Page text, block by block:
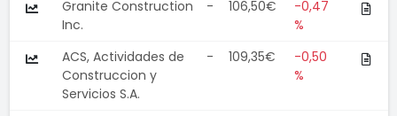
Granite Construction
Inc.
- 106,50€
-0,47
%
ACS, Actividades de
Construccion y
Servicios S.A.
- 109,35€
-0,50
%